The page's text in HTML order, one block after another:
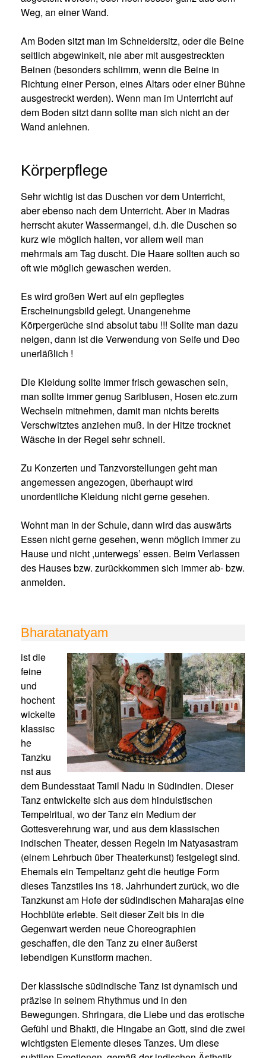
Weg, an einer Wand.
Am Boden sitzt man im Schneidersitz, oder die Beine
seitlich abgewinkelt, nie aber mit ausgestreckten
Beinen (besonders schlimm, wenn die Beine in
Richtung einer Person, eines Altars oder einer Bühne
ausgestreckt werden). Wenn man im Unterricht auf
dem Boden sitzt dann sollte man sich nicht an der
Wand anlehnen.
Körperpflege
Sehr wichtig ist das Duschen vor dem Unterricht,
aber ebenso nach dem Unterricht. Aber in Madras
herrscht akuter Wassermangel, d.h. die Duschen so
kurz wie möglich halten, vor allem weil man
mehrmals am Tag duscht. Die Haare sollten auch so
oft wie möglich gewaschen werden.
Es wird großen Wert auf ein gepflegtes
Erscheinungsbild gelegt. Unangenehme
Körpergerüche sind absolut tabu !!! Sollte man dazu
neigen, dann ist die Verwendung von Seife und Deo
unerläßlich !
Die Kleidung sollte immer frisch gewaschen sein,
man sollte immer genug Sariblusen, Hosen etc.zum
Wechseln mitnehmen, damit man nichts bereits
Verschwitztes anziehen muß. In der Hitze trocknet
Wäsche in der Regel sehr schnell.
Zu Konzerten und Tanzvorstellungen geht man
angemessen angezogen, überhaupt wird
unordentliche Kleidung nicht gerne gesehen.
Wohnt man in der Schule, dann wird das auswärts
Essen nicht gerne gesehen, wenn möglich immer zu
Hause und nicht ,unterwegs’ essen. Beim Verlassen
des Hauses bzw. zurückkommen sich immer ab- bzw.
anmelden.
Bharatanatyam
ist die
feine
und
hochent
wickelte
klassisc
he
Tanzku
nst aus
dem Bundesstaat Tamil Nadu in Südindien. Dieser
Tanz entwickelte sich aus dem hinduistischen
Tempel­ritual, wo der Tanz ein Medium der
Gottesverehrung war, und aus dem klassischen
indischen Theater, dessen Regeln im Natyasastram
(einem Lehrbuch über Theaterkunst) festgelegt sind.
Ehemals ein Tempeltanz geht die heutige Form
dieses Tanzstiles ins 18. Jahr­hundert zurück, wo die
Tanzkunst am Hofe der südindischen Maharajas eine
Hochblüte erlebte. Seit dieser Zeit bis in die
Gegenwart werden neue Choreographien
geschaffen, die den Tanz zu einer äußerst
lebendigen Kunstform machen.
Der klassische südindische Tanz ist dynamisch und
präzise in seinem Rhythmus und in den
Bewegungen. Shringara, die Liebe und das erotische
Gefühl und Bhakti, die Hingabe an Gott, sind die zwei
wichtigsten Elemente dieses Tanzes. Um diese